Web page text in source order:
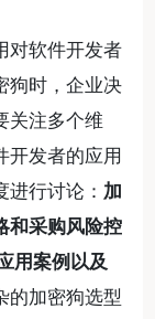
对软件开发者
狗时，企业决
关注多个维
开发者的应用
行讨论： 加
和采购风险控
用案例以及
的加密狗选型